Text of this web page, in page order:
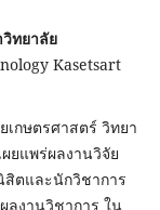
ทยาลัย
Kasetsart
ษตรศาสตร์ วิทยา
ยแพร่ผลงานวิจัย
สิตและนักวิชาการ
ลงานวิชาการ ใน